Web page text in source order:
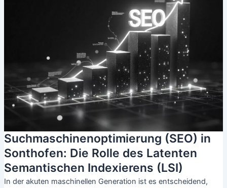
Suchmaschinenoptimierung (SEO) in
Sonthofen: Die Rolle des Latenten
Semantischen Indexierens (LSI)
In der akuten maschinellen Generation ist es entscheidend,